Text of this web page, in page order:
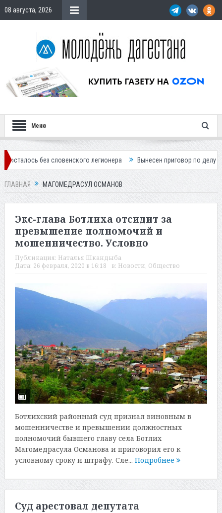
08 августа, 2026
Меню
словенского легионера Вынесен приговор по делу о
ГЛАВНАЯ МАГОМЕДРАСУЛ ОСМАНОВ
Экс-глава Ботлиха отсидит за
превышение полномочий и
мошенничество. Условно
Публикация: Наталья Шкандыба
Дата: 26 февраля, 2020 в 16:18 в: Новости, Общество
Ботлихский районный суд признал виновным в
мошенничестве и превышении должностных
полномочий бывшего главу села Ботлих
Магомедрасула Османова и приговорил его к
условному сроку и штрафу. Сле... Подробнее
Суд арестовал депутата